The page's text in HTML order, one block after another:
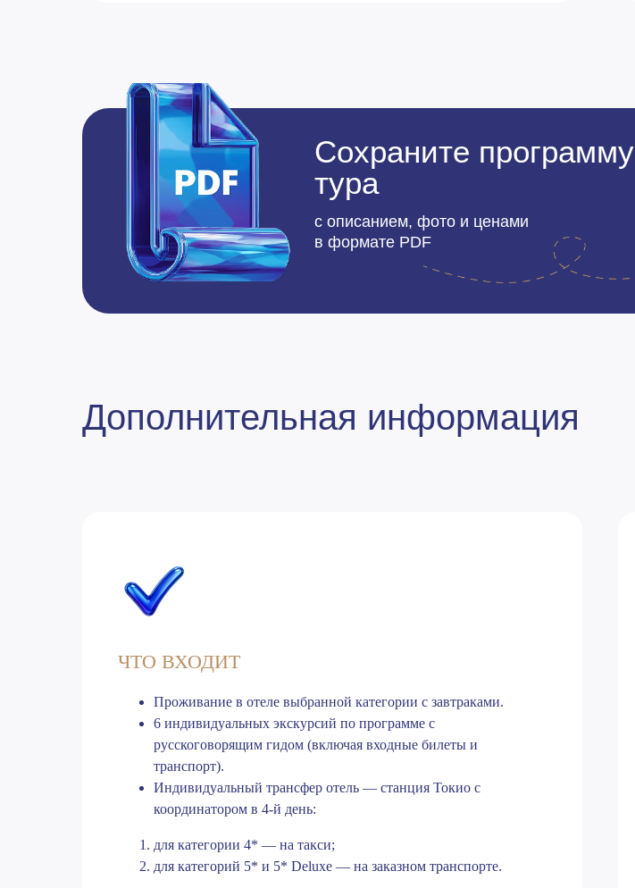
Сохраните программу
тура
с описанием, фото и ценами
в формате PDF
Дополнительная информация
ЧТО ВХОДИТ
Проживание в отеле выбранной категории с завтраками.
6 индивидуальных экскурсий по программе с
русскоговорящим гидом (включая входные билеты и
транспорт).
Индивидуальный трансфер отель — станция Токио с
координатором в 4-й день:
для категории 4* — на такси;
для категорий 5* и 5* Deluxe — на заказном транспорте.